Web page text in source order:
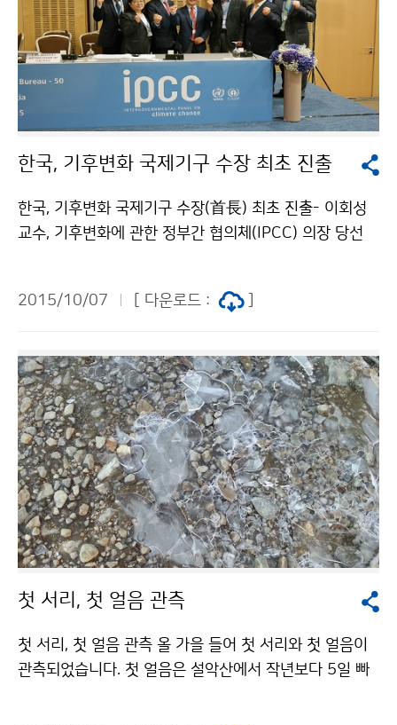
한국, 기후변화 국제기구 수장 최초 진출
한국, 기후변화 국제기구 수장(首長) 최초 진출- 이회성
교수, 기후변화에 관한 정부간 협의체(IPCC) 의장 당선
PCC는 전 세계 기후변화 정보 제공과 대응 전략 수립에
보가 출마한 이번 선거에서 이회성 교수가 당선된 것은 범
정부적인 전방위 지원활동이 그 결실을 본 것으로, 기후변
화 대응을 위한 우리나라의 노력이 국제적으로 높이 평가
받고 있음을 보여주는 것입니다. 대한민국 파이팅입니다
~!
2015/10/07 [ 다운로드 :
첫 서리, 첫 얼음 관측
첫 서리, 첫 얼음 관측 올 가을 들어 첫 서리와 첫 얼음이
관측되었습니다. 첫 얼음은 설악산에서 작년보다 5일 빠